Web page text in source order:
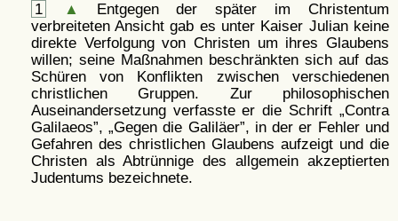
1 ▲
Entgegen der später im Christentum
verbreiteten Ansicht gab es unter Kaiser Julian keine
direkte Verfolgung von Christen um ihres Glaubens
willen; seine Maßnahmen beschränkten sich auf das
Schüren von Konflikten zwischen verschiedenen
christlichen Gruppen. Zur philosophischen
Auseinandersetzung verfasste er die Schrift
Contra
Galilaeos , Gegen die Galiläer , in der er Fehler und
Gefahren des christlichen Glaubens aufzeigt und die
Christen als Abtrünnige des allgemein akzeptierten
Judentums bezeichnete.